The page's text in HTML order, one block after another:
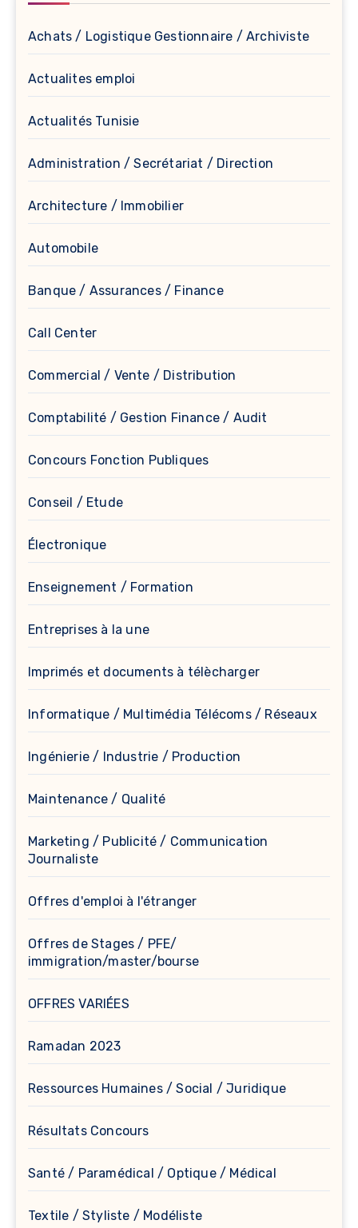
Achats / Logistique Gestionnaire / Archiviste
Actualites emploi
Actualités Tunisie
Administration / Secrétariat / Direction
Architecture / Immobilier
Automobile
Banque / Assurances / Finance
Call Center
Commercial / Vente / Distribution
Comptabilité / Gestion Finance / Audit
Concours Fonction Publiques
Conseil / Etude
Électronique
Enseignement / Formation
Entreprises à la une
Imprimés et documents à télècharger
Informatique / Multimédia Télécoms / Réseaux
Ingénierie / Industrie / Production
Maintenance / Qualité
Marketing / Publicité / Communication
Journaliste
Offres d'emploi à l'étranger
Offres de Stages / PFE/
immigration/master/bourse
OFFRES VARIÉES
Ramadan 2023
Ressources Humaines / Social / Juridique
Résultats Concours
Santé / Paramédical / Optique / Médical
Textile / Styliste / Modéliste